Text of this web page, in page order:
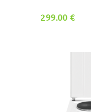
299.00 €